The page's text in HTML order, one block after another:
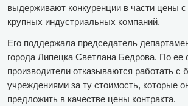
выдерживают конкуренции в части цены
крупных индустриальных компаний.
Его поддержала председатель
города Липецка Светлана Бедрова. По
производители отказываются работать
учреждениями за ту стоимость, которые
предложить в качестве цены контракта.